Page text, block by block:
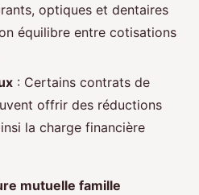
optiques et dentaires
équilibre entre cotisations
: Certains contrats de
offrir des réductions
la charge financière
mutuelle famille